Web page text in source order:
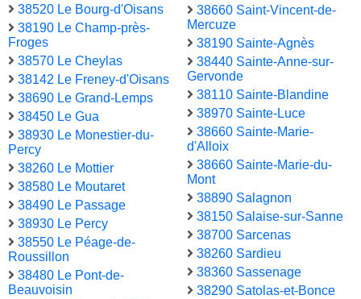
38520 Le Bourg-d'Oisans
38190 Le Champ-près-
Froges
38570 Le Cheylas
38142 Le Freney-d'Oisans
38690 Le Grand-Lemps
38450 Le Gua
38930 Le Monestier-du-
Percy
38260 Le Mottier
38580 Le Moutaret
38490 Le Passage
38930 Le Percy
38550 Le Péage-de-
Roussillon
38480 Le Pont-de-
Beauvoisin
38660 Saint-Vincent-de-
Mercuze
38190 Sainte-Agnès
38440 Sainte-Anne-sur-
Gervonde
38110 Sainte-Blandine
38970 Sainte-Luce
38660 Sainte-Marie-
d'Alloix
38660 Sainte-Marie-du-
Mont
38890 Salagnon
38150 Salaise-sur-Sanne
38700 Sarcenas
38260 Sardieu
38360 Sassenage
38290 Satolas-et-Bonce